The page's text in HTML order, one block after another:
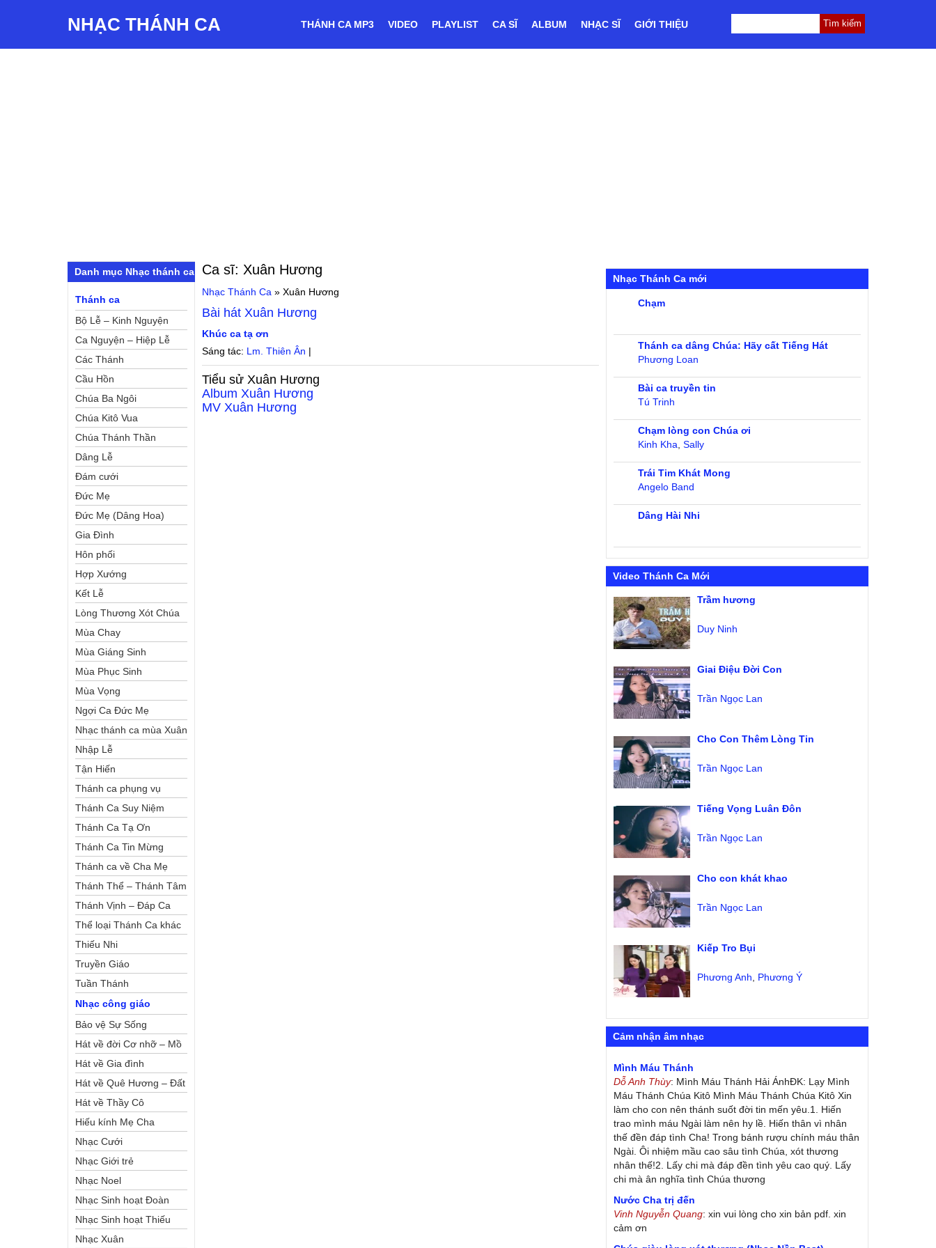
NHẠC THÁNH CA THÁNH CA MP3 VIDEO PLAYLIST CA SĨ ALBUM NHẠC SĨ GIỚI THIỆU
Ca sĩ: Xuân Hương
Nhạc Thánh Ca »Xuân Hương
Bài hátXuân Hương
Khúc ca tạ ơn
Sáng tác: Lm. Thiên Ân |
Tiểu sửXuân Hương
AlbumXuân Hương
MVXuân Hương
Danh mục Nhạc thánh ca
Thánh ca
Bộ Lễ – Kinh Nguyện
Ca Nguyện – Hiệp Lễ
Các Thánh
Cầu Hồn
Chúa Ba Ngôi
Chúa Kitô Vua
Chúa Thánh Thần
Dâng Lễ
Đám cưới
Đức Mẹ
Đức Mẹ (Dâng Hoa)
Gia Đình
Hôn phối
Hợp Xướng
Kết Lễ
Lòng Thương Xót Chúa
Mùa Chay
Mùa Giáng Sinh
Mùa Phục Sinh
Mùa Vọng
Ngợi Ca Đức Mẹ
Nhạc thánh ca mùa Xuân
Nhập Lễ
Tận Hiến
Thánh ca phụng vụ
Thánh Ca Suy Niệm
Thánh Ca Tạ Ơn
Thánh Ca Tin Mừng
Thánh ca về Cha Mẹ
Thánh Thể – Thánh Tâm
Thánh Vịnh – Đáp Ca
Thể loại Thánh Ca khác
Thiếu Nhi
Truyền Giáo
Tuần Thánh
Nhạc công giáo
Bảo vệ Sự Sống
Hát về đời Cơ nhỡ – Mồ
côi
Hát về Gia đình
Hát về Quê Hương – Đất
Nước
Hát về Thầy Cô
Hiếu kính Mẹ Cha
Nhạc Cưới
Nhạc Giới trẻ
Nhạc Noel
Nhạc Sinh hoạt Đoàn
Thể Công Giáo
Nhạc Sinh hoạt Thiếu
Nhi
Nhạc Xuân
Nhạc Thánh Ca mới
Chạm
Thánh ca dâng Chúa: Hãy cất Tiếng Hát
Phương Loan
Bài ca truyền tin
Tú Trinh
Chạm lòng con Chúa ơi
Kinh Kha ,Sally
Trái Tim Khát Mong
Angelo Band
Dâng Hài Nhi
Video Thánh Ca Mới
Trầm hương
Duy Ninh
Giai Điệu Đời Con
Trần Ngọc Lan
Cho Con Thêm Lòng Tin
Trần Ngọc Lan
Tiếng Vọng Luân Đôn
Trần Ngọc Lan
Cho con khát khao
Trần Ngọc Lan
Kiếp Tro Bụi
Phương Anh Phương Ý
Cảm nhận âm nhạc
Mình Máu Thánh
Dỗ Anh Thùy: Mình Máu Thánh Hải ÁnhĐK: Lạy Mình
Máu Thánh Chúa Kitô Mình Máu Thánh Chúa Kitô Xin
làm cho con nên thánh suốt đời tin mến yêu.1. Hiến
trao mình máu Ngài làm nên hy lề. Hiến thân vì nhân
thế đền đáp tình Cha! Trong bánh rượu chính máu thân
Ngài. Ôi nhiệm mầu cao sâu tình Chúa, xót thương
nhân thế!2. Lấy chi mà đáp đền tình yêu cao quý. Lấy
chi mà ân nghĩa tình Chúa thương
Nước Cha trị đến
Vinh Nguyễn Quang: xin vui lòng cho xin bản pdf. xin
cảm ơn